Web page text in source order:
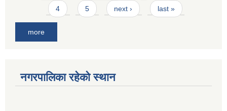
4 5 next › last »
more
नगरपालिका रहेको स्थान